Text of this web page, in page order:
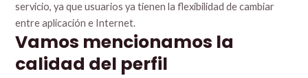
servicio, ya que usuarios ya tienen la flexibilidad de cambiar
entre aplicación e Internet.
Vamos mencionamos la
calidad del perfil